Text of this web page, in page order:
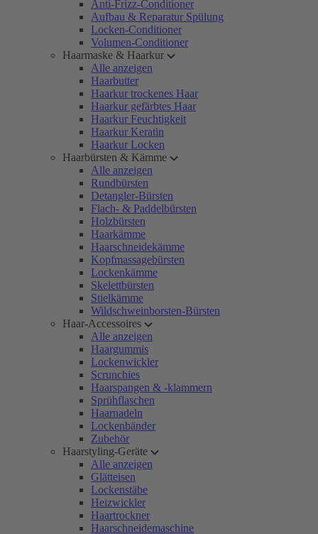
Anti-Frizz-Conditioner
Aufbau & Reparatur Spülung
Locken-Conditioner
Volumen-Conditioner
Haarmaske & Haarkur
Alle anzeigen
Haarbutter
Haarkur trockenes Haar
Haarkur gefärbtes Haar
Haarkur Feuchtigkeit
Haarkur Keratin
Haarkur Locken
Haarbürsten & Kämme
Alle anzeigen
Rundbürsten
Detangler-Bürsten
Flach- & Paddelbürsten
Holzbürsten
Haarkämme
Haarschneidekämme
Kopfmassagebürsten
Lockenkämme
Skelettbürsten
Stielkämme
Wildschweinborsten-Bürsten
Haar-Accessoires
Alle anzeigen
Haargummis
Lockenwickler
Scrunchies
Haarspangen & -klammern
Sprühflaschen
Haarnadeln
Lockenbänder
Zubehör
Haarstyling-Geräte
Alle anzeigen
Glätteisen
Lockenstäbe
Heizwickler
Haartrockner
Haarschneidemaschine